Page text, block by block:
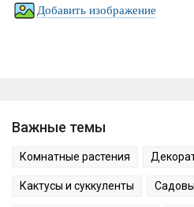
Добавить изображение
Важные темы
Комнатные растения
Кактусы и суккуленты